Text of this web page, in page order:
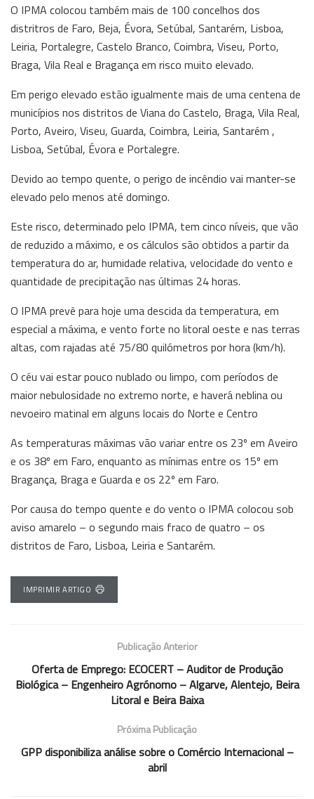
O IPMA colocou também mais de 100 concelhos dos
distritros de Faro, Beja, Évora, Setúbal, Santarém, Lisboa,
Leiria, Portalegre, Castelo Branco, Coimbra, Viseu, Porto,
Braga, Vila Real e Bragança em risco muito elevado.
Em perigo elevado estão igualmente mais de uma centena de
municípios nos distritos de Viana do Castelo, Braga, Vila Real,
Porto, Aveiro, Viseu, Guarda, Coimbra, Leiria, Santarém ,
Lisboa, Setúbal, Évora e Portalegre.
Devido ao tempo quente, o perigo de incêndio vai manter-se
elevado pelo menos até domingo.
Este risco, determinado pelo IPMA, tem cinco níveis, que vão
de reduzido a máximo, e os cálculos são obtidos a partir da
temperatura do ar, humidade relativa, velocidade do vento e
quantidade de precipitação nas últimas 24 horas.
O IPMA prevê para hoje uma descida da temperatura, em
especial a máxima, e vento forte no litoral oeste e nas terras
altas, com rajadas até 75/80 quilómetros por hora (km/h).
O céu vai estar pouco nublado ou limpo, com períodos de
maior nebulosidade no extremo norte, e haverá neblina ou
nevoeiro matinal em alguns locais do Norte e Centro
As temperaturas máximas vão variar entre os 23º em Aveiro
e os 38º em Faro, enquanto as mínimas entre os 15º em
Bragança, Braga e Guarda e os 22º em Faro.
Por causa do tempo quente e do vento o IPMA colocou sob
aviso amarelo – o segundo mais fraco de quatro – os
distritos de Faro, Lisboa, Leiria e Santarém.
IMPRIMIR ARTIGO
Publicação Anterior
Oferta de Emprego: ECOCERT – Auditor de Produção
Biológica – Engenheiro Agrónomo – Algarve, Alentejo, Beira
Litoral e Beira Baixa
Próxima Publicação
GPP disponibiliza análise sobre o Comércio Internacional –
abril